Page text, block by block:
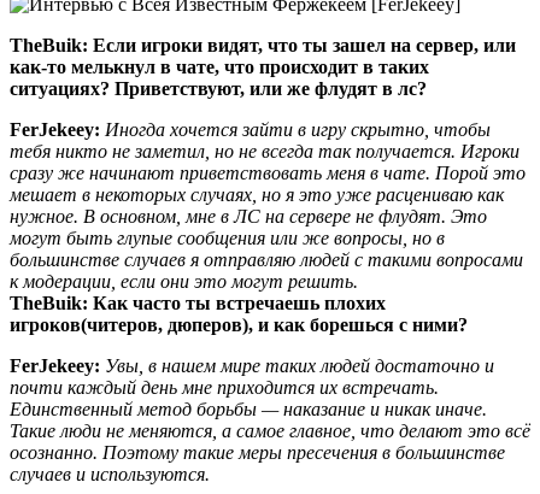
TheBuik: Если игроки видят, что ты зашел на сервер, или
как-то мелькнул в чате, что происходит в таких
ситуациях? Приветствуют, или же флудят в лс?
FerJekeey: Иногда хочется зайти в игру скрытно, чтобы
тебя никто не заметил, но не всегда так получается. Игроки
сразу же начинают приветствовать меня в чате. Порой это
мешает в некоторых случаях, но я это уже расцениваю как
нужное. В основном, мне в ЛС на сервере не флудят. Это
могут быть глупые сообщения или же вопросы, но в
большинстве случаев я отправляю людей с такими вопросами
к модерации, если они это могут решить.
TheBuik: Как часто ты встречаешь плохих
игроков(читеров, дюперов), и как борешься с ними?
FerJekeey: Увы, в нашем мире таких людей достаточно и
почти каждый день мне приходится их встречать.
Единственный метод борьбы — наказание и никак иначе.
Такие люди не меняются, а самое главное, что делают это всё
осознанно. Поэтому такие меры пресечения в большинстве
случаев и используются.